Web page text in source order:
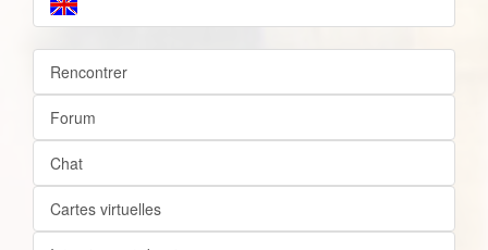
Rencontrer
Forum
Chat
Cartes virtuelles